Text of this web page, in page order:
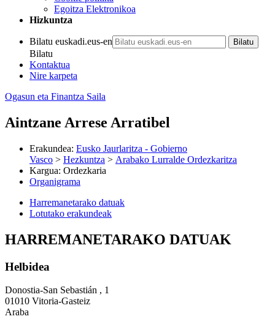
Egoitza Elektronikoa
Hizkuntza
Bilatu euskadi.eus-en
Bilatu
Kontaktua
Nire karpeta
Ogasun eta Finantza Saila
Aintzane Arrese Arratibel
Erakundea: Eusko Jaurlaritza - Gobierno
Vasco > Hezkuntza > Arabako Lurralde Ordezkaritza
Kargua: Ordezkaria
Organigrama
Harremanetarako datuak
Lotutako erakundeak
HARREMANETARAKO DATUAK
Helbidea
Donostia-San Sebastián , 1
01010 Vitoria-Gasteiz
Araba